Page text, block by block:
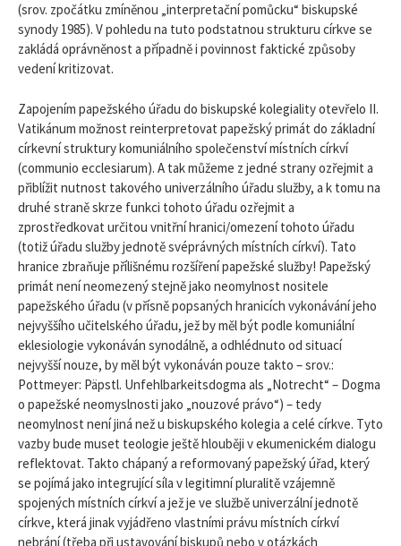
(srov. zpočátku zmíněnou „interpretační pomůcku“ biskupské
synody 1985). V pohledu na tuto podstatnou strukturu církve se
zakládá oprávněnost a případně i povinnost faktické způsoby
vedení kritizovat.
Zapojením papežského úřadu do biskupské kolegiality otevřelo II.
Vatikánum možnost reinterpretovat papežský primát do základní
církevní struktury komuniálního společenství místních církví
(communio ecclesiarum). A tak můžeme z jedné strany ozřejmit a
přiblížit nutnost takového univerzálního úřadu služby, a k tomu na
druhé straně skrze funkci tohoto úřadu ozřejmit a
zprostředkovat určitou vnitřní hranici/omezení tohoto úřadu
(totiž úřadu služby jednotě svéprávných místních církví). Tato
hranice zbraňuje přílišnému rozšíření papežské služby! Papežský
primát není neomezený stejně jako neomylnost nositele
papežského úřadu (v přísně popsaných hranicích vykonávání jeho
nejvyššího učitelského úřadu, jež by měl být podle komuniální
eklesiologie vykonáván synodálně, a odhlédnuto od situací
nejvyšší nouze, by měl být vykonáván pouze takto – srov.:
Pottmeyer: Päpstl. Unfehl­barkeitsdogma als „Notrecht“ – Dogma
o papežské neomyslnosti jako „nouzové právo“) – tedy
neomylnost není jiná než u biskupského kolegia a celé církve. Tyto
vazby bude muset teologie ještě hlouběji v ekumenickém dialogu
reflektovat. Takto chápaný a reformovaný papežský úřad, který
se pojímá jako integrující síla v legitimní pluralitě vzájemně
spojených místních církví a jež je ve službě univerzální jednotě
církve, která jinak vyjádřeno vlastními právu místních církví
nebrání (třeba při ustavování biskupů nebo v otázkách